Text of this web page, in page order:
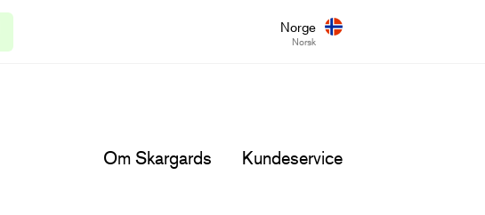
Om Skargards Kundeservice
Norge
Norsk